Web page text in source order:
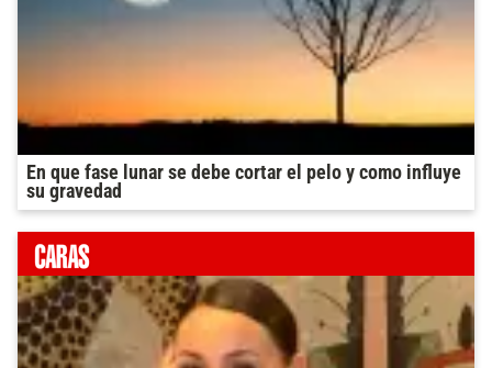
En que fase lunar se debe cortar el pelo y como influye
su gravedad